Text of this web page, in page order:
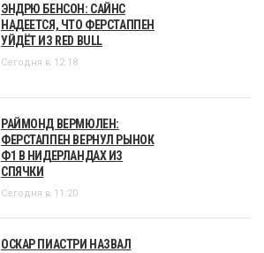
ЭНДРЮ БЕНСОН: САЙНС
НАДЕЕТСЯ, ЧТО ФЕРСТАППЕН
УЙДЁТ ИЗ RED BULL
Сегодня в 12:18
РАЙМОНД ВЕРМЮЛЕН:
ФЕРСТАППЕН ВЕРНУЛ РЫНОК
Ф1 В НИДЕРЛАНДАХ ИЗ
СПЯЧКИ
Сегодня в 11:20
ОСКАР ПИАСТРИ НАЗВАЛ